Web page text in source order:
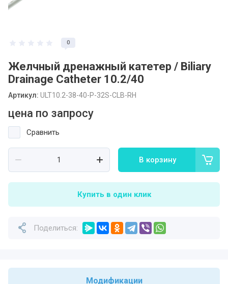
0
Желчный дренажный катетер / Biliary
Drainage Catheter 10.2/40
Артикул: ULT10.2-38-40-P-32S-CLB-RH
цена по запросу
Сравнить
В корзину
Купить в один клик
Поделиться:
Модификации